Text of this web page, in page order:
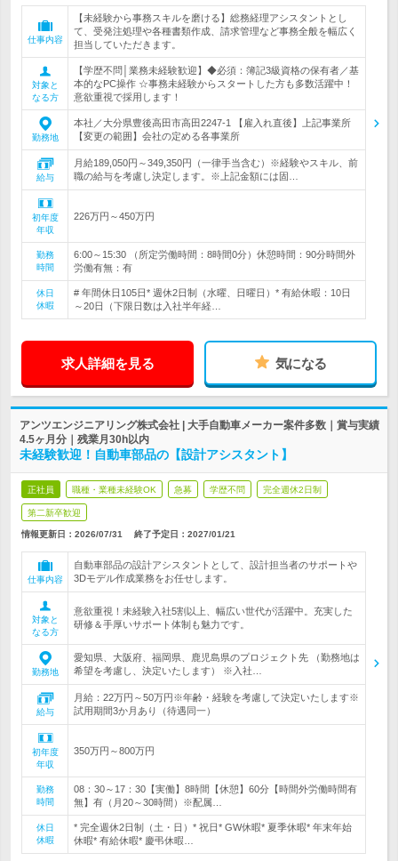
仕事内容
【未経験から事務スキルを磨ける】総務経理アシスタントとし
て、受発注処理や各種書類作成、請求管理など事務全般を幅広く
担当していただきます。
対象と
なる方
【学歴不問│業務未経験歓迎】◆必須：簿記3級資格の保有者／基
本的なPC操作 ☆事務未経験からスタートした方も多数活躍中！
意欲重視で採用します！
勤務地
本社／大分県豊後高田市高田2247-1 【雇入れ直後】上記事業所
【変更の範囲】会社の定める各事業所
給与
月給189,050円～349,350円（一律手当含む）※経験やスキル、前
職の給与を考慮し決定します。※上記金額には固…
初年度
年収
226万円～450万円
勤務
時間
6:00～15:30 （所定労働時間：8時間0分）休憩時間：90分時間外
労働有無：有
休日
休暇
# 年間休日105日* 週休2日制（水曜、日曜日）* 有給休暇：10日
～20日（下限日数は入社半年経…
求人詳細を見る 気になる
アンツエンジニアリング株式会社 | 大手自動車メーカー案件多数｜賞与実績
4.5ヶ月分｜残業月30h以内
未経験歓迎！自動車部品の【設計アシスタント】
正社員 職種・業種未経験OK 急募 学歴不問 完全週休2日制
第二新卒歓迎
情報更新日：2026/07/31 終了予定日： 2027/01/21
仕事内容
自動車部品の設計アシスタントとして、設計担当者のサポートや
3Dモデル作成業務をお任せします。
対象と
なる方
意欲重視！未経験入社5割以上、幅広い世代が活躍中。充実した
研修＆手厚いサポート体制も魅力です。
勤務地
愛知県、大阪府、福岡県、鹿児島県のプロジェクト先 （勤務地は
希望を考慮し、決定いたします） ※入社…
給与
月給：22万円～50万円※年齢・経験を考慮して決定いたします※
試用期間3か月あり（待遇同一）
初年度
年収
350万円～800万円
勤務
時間
08：30～17：30【実働】8時間【休憩】60分【時間外労働時間有
無】有（月20～30時間）※配属…
休日
休暇
* 完全週休2日制（土・日）* 祝日* GW休暇* 夏季休暇* 年末年始
休暇* 有給休暇* 慶弔休暇…